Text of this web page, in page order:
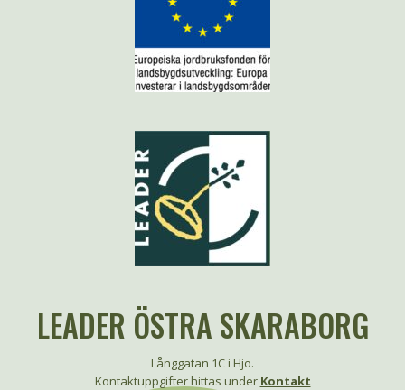
LEADER ÖSTRA SKARABORG
Långgatan 1C i Hjo.
Kontaktuppgifter hittas under Kontakt